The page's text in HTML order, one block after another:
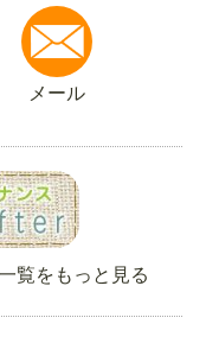
メール
覧をもっと見る